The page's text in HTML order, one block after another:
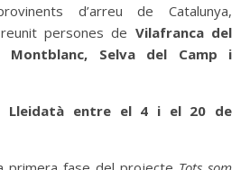
d’arreu de Catalunya,
persones de Vilafranca del
Montblanc, Selva del Camp i
Lleidatà entre el 4 i el 20 de